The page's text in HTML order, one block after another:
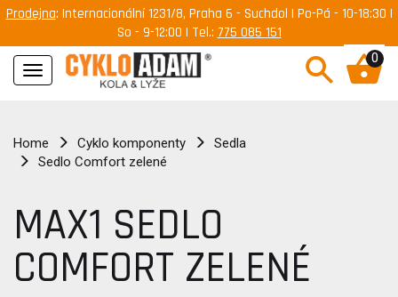
Prodejna: Internacionální 1231/8, Praha 6 - Suchdol | Po-Pá - 10-18:30 |
So - 9-12:00 | Tel.: 775 085 151
Navigace
0
Home Cyklo komponenty
Sedla
Sedlo Comfort zelené
MAX1 SEDLO
COMFORT ZELENÉ